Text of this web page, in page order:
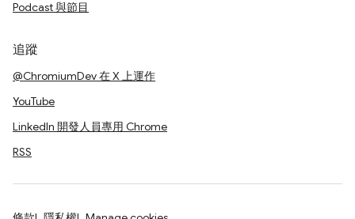
Podcast 與節目
追蹤
@ChromiumDev 在 X 上運作
YouTube
LinkedIn 開發人員專用 Chrome
RSS